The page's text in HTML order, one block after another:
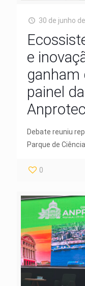
30 de junho
e
ganham
painel
Anprotec
Debate reuniu
Parque de Ciência
0